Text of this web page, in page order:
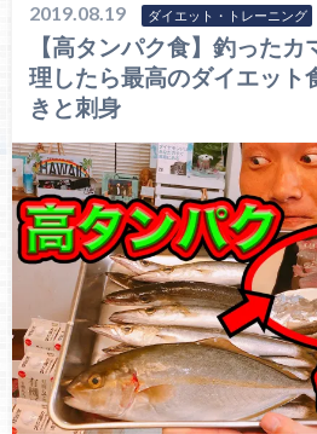
2019.08.19 ダイエット・トレーニング
【高タンパク食】釣った
理したら最高のダイエット
きと刺身